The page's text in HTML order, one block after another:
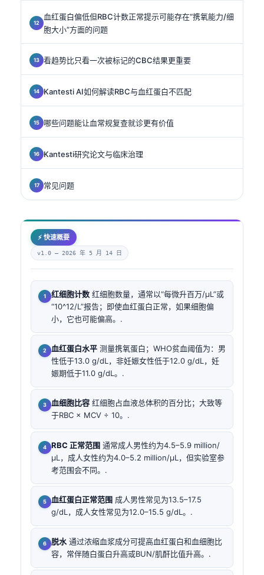
血红蛋白偏低但RBC计数正常提示可能存在“携氧能力/细
胞大小”方面的问题
看趋势比只看一次被标记的CBC结果更重要
Kantesti AI如何解读RBC与血红蛋白不匹配
哪些问题能让血常规复查就诊更有价值
Kantesti研究论文与临床治理
常见问题
⚡ 快速概要
v1.0 — 2026 年 5 月 14 日
红细胞计数 红细胞数量，通常以“每微升百万/µL”或
“10^12/L”报告；即使血红蛋白正常，如果细胞偏
小，它也可能偏高。.
血红蛋白水平 测量携氧蛋白；WHO贫血阈值为：男
性低于13.0 g/dL，非妊娠女性低于12.0 g/dL，妊
娠期低于11.0 g/dL。.
血细胞比容 红细胞占血液总体积的百分比；大致等
于RBC × MCV ÷ 10。.
RBC 正常范围 通常成人男性约为4.5–5.9 million/
µL，成人女性约为4.0–5.2 million/µL，但实验室参
考范围会不同。.
血红蛋白正常范围 成人男性常见为13.5–17.5
g/dL，成人女性常见为12.0–15.5 g/dL。.
脱水 通过浓缩血浆成分可提高血红蛋白和血细胞比
容，常伴随白蛋白升高或BUN/肌酐比值升高。.